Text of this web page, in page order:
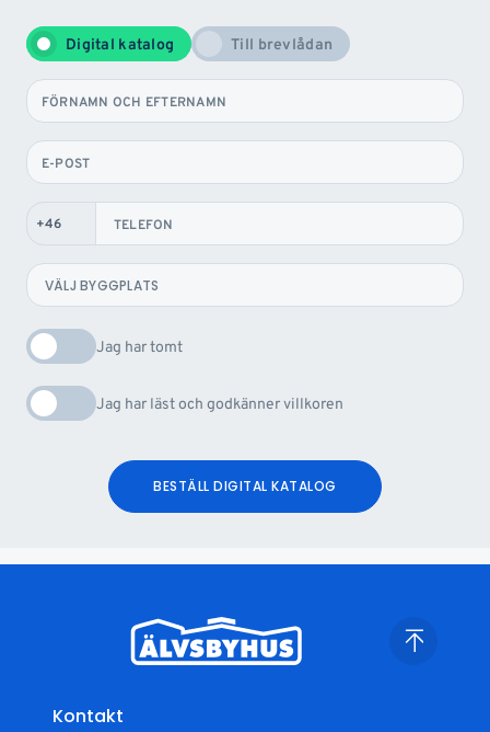
Digital katalog Till brevlådan
FÖRNAMN OCH EFTERNAMN
E-POST
TELEFON
Jag har tomt
Jag har läst och godkänner villkoren
BESTÄLL DIGITAL KATALOG
Kontakt